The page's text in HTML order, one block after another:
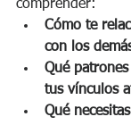
comprender:
Cómo te
con los
Qué
tus vínculos
Qué